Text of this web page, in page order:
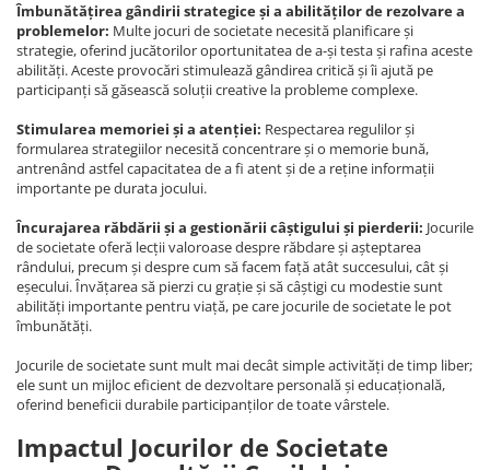
Îmbunătățirea gândirii strategice și a abilităților de rezolvare a
problemelor: Multe jocuri de societate necesită planificare și
strategie, oferind jucătorilor oportunitatea de a-și testa și rafina aceste
abilități. Aceste provocări stimulează gândirea critică și îi ajută pe
participanți să găsească soluții creative la probleme complexe.
Stimularea memoriei și a atenției: Respectarea regulilor și
formularea strategiilor necesită concentrare și o memorie bună,
antrenând astfel capacitatea de a fi atent și de a reține informații
importante pe durata jocului.
Încurajarea răbdării și a gestionării câștigului și pierderii: Jocurile
de societate oferă lecții valoroase despre răbdare și așteptarea
rândului, precum și despre cum să facem față atât succesului, cât și
eșecului. Învățarea să pierzi cu grație și să câștigi cu modestie sunt
abilități importante pentru viață, pe care jocurile de societate le pot
îmbunătăți.
Jocurile de societate sunt mult mai decât simple activități de timp liber;
ele sunt un mijloc eficient de dezvoltare personală și educațională,
oferind beneficii durabile participanților de toate vârstele.
Impactul Jocurilor de Societate